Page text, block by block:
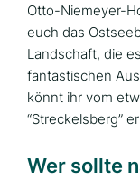
Otto-Niemeyer-
euch das
Landschaft, die
fantastischen
könnt ihr vom
“Streckelsberg”
Wer sollte